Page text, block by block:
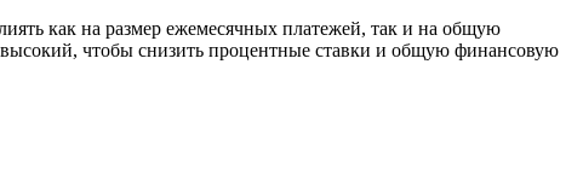
как на размер ежемесячных платежей, так и на общую
чтобы снизить процентные ставки и общую финансовую